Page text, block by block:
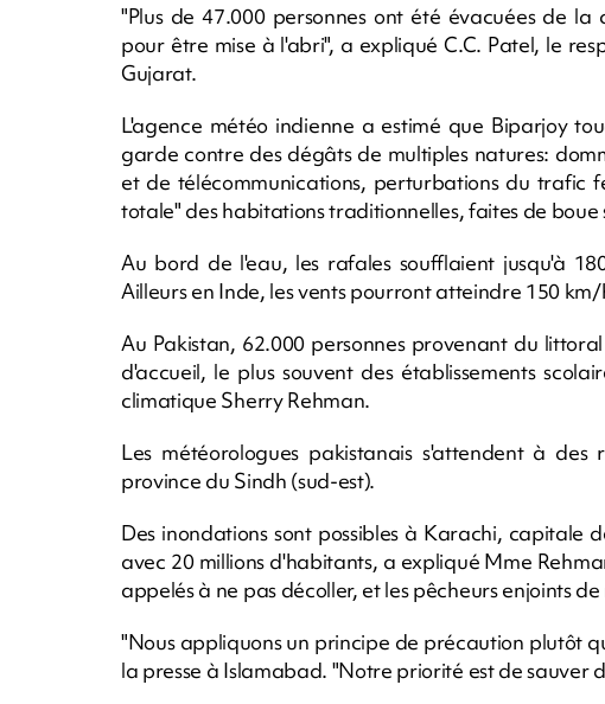
"Plus de 47.000 personnes ont été évacuées de
pour être mise à l'abri", a expliqué C.C. Patel, le
Gujarat.
L'agence météo indienne a estimé que Biparjoy
garde contre des dégâts de multiples natures:
et de télécommunications, perturbations du trafic
totale" des habitations traditionnelles, faites de boue
Au bord de l'eau, les rafales soufflaient jusqu'à
Ailleurs en Inde, les vents pourront atteindre 150 km/
Au Pakistan, 62.000 personnes provenant du
d'accueil, le plus souvent des établissements
climatique Sherry Rehman.
Les météorologues pakistanais s'attendent à
province du Sindh (sud-est).
Des inondations sont possibles à Karachi, capitale
avec 20 millions d'habitants, a expliqué Mme
appelés à ne pas décoller, et les pêcheurs enjoints
"Nous appliquons un principe de précaution plutôt
la presse à Islamabad. "Notre priorité est de sauver